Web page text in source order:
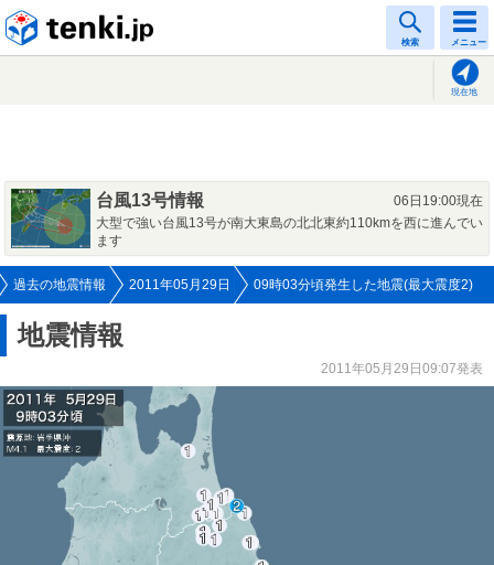
検索 メニュー
現在地
台風13号情報
06日19:00現在
大型で強い台風13号が南大東島の北北東約110kmを西に進んでい
ます
過去の地震情報 2011年05月29日 09時03分頃発生した地震(最大震度2)
地震情報
2011年05月29日09:07発表